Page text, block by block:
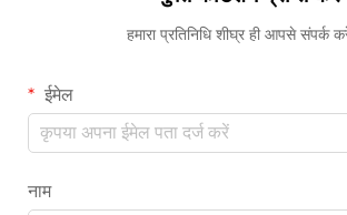
हमारा प्रतिनिधि शीघ्र ही आपसे संपर्क
ईमेल
नाम